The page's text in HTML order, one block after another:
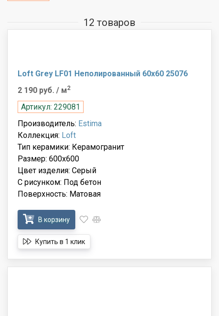
12 товаров
Loft Grey LF01 Неполированный 60x60 25076
2 190 руб. / м2
Артикул: 229081
Производитель: Estima
Коллекция: Loft
Тип керамики: Керамогранит
Размер: 600x600
Цвет изделия: Серый
С рисунком: Под бетон
Поверхность: Матовая
В корзину
Купить в 1 клик